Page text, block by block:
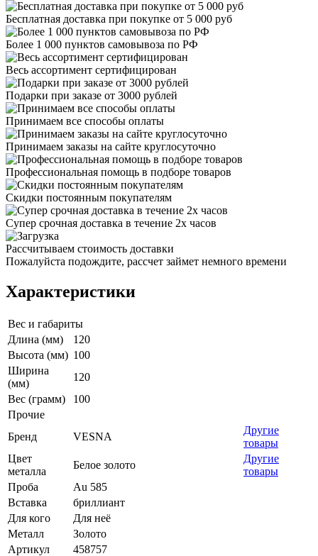
Бесплатная доставка при покупке от 5 000 руб
Более 1 000 пунктов самовывоза по РФ
Весь ассортимент сертифицирован
Подарки при заказе от 3000 рублей
Принимаем все способы оплаты
Принимаем заказы на сайте круглосуточно
Профессиональная помощь в подборе товаров
Скидки постоянным покупателям
Супер срочная доставка в течение 2х часов
Рассчитываем стоимость доставки
Пожалуйста подождите, рассчет займет немного времени
Характеристики
Вес и габариты
Длина (мм)
120
Высота (мм) 100
Ширина
(мм)
120
Вес (грамм)
100
Прочие
Бренд
VESNA
Другие
товары
Цвет
металла
Белое золото
Другие
товары
Проба
Au 585
Вставка
бриллиант
Для кого
Для неё
Металл
Золото
Артикул
458757